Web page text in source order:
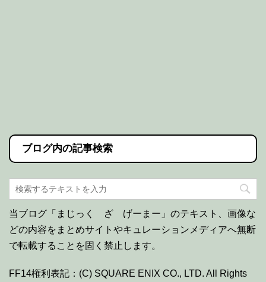
ブログ内の記事検索
当ブログ「まじっく ざ げーまー」のテキスト、画像な
どの内容をまとめサイトやキュレーションメディアへ無断
で転載することを固く禁止します。
FF14権利表記：(C) SQUARE ENIX CO., LTD. All Rights